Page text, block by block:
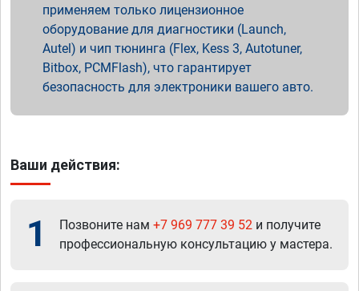
применяем только лицензионное
оборудование для диагностики (Launch,
Autel) и чип тюнинга (Flex, Kess 3, Autotuner,
Bitbox, PCMFlash), что гарантирует
безопасность для электроники вашего авто.
Ваши действия:
1 Позвоните нам +7 969 777 39 52 и получите
профессиональную консультацию у мастера.